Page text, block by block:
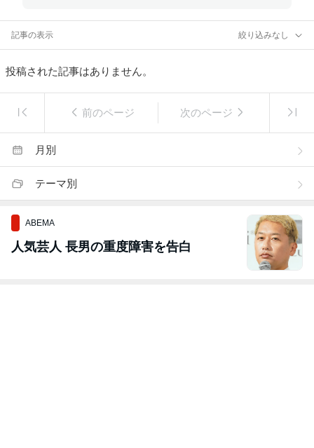
記事の表示 絞り込みなし
投稿された記事はありません。
前のページ 次のページ
月別
テーマ別
ABEMA
人気芸人 長男の重度障害を告白